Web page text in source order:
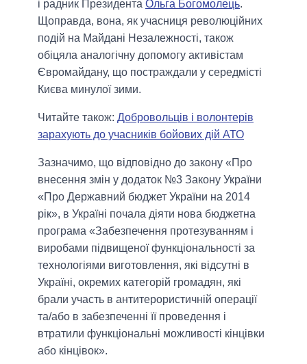
і радник Президента Ольга Богомолець.
Щоправда, вона, як учасниця революційних
подій на Майдані Незалежності, також
обіцяла аналогічну допомогу активістам
Євромайдану, що постраждали у середмісті
Києва минулої зими.
Читайте також: Добровольців і волонтерів
зарахують до учасників бойових дій АТО
Зазначимо, що відповідно до закону «Про
внесення змін у додаток №3 Закону України
«Про Державний бюджет України на 2014
рік», в Україні почала діяти нова бюджетна
програма «Забезпечення протезуванням і
виробами підвищеної функціональності за
технологіями виготовлення, які відсутні в
Україні, окремих категорій громадян, які
брали участь в антитерористичній операції
та/або в забезпеченні її проведення і
втратили функціональні можливості кінцівки
або кінцівок».